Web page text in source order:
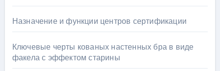
Назначение и функции центров сертификации
Ключевые черты кованых настенных бра в виде
факела с эффектом старины